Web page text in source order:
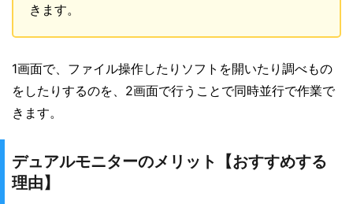
きます。
1画面で、ファイル操作したりソフトを開いたり調べもの
をしたりするのを、2画面で行うことで同時並行で作業で
きます。
デュアルモニターのメリット【おすすめする
理由】